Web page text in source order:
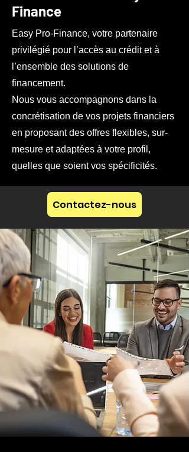
Finance
Easy Pro-Finance, votre partenaire
privilégié pour l’accès au crédit et à
l’ensemble des solutions de
financement.
Nous vous accompagnons dans la
concrétisation de vos projets financiers
en proposant des offres flexibles, sur-
mesure et adaptées à votre profil,
quelles que soient vos spécificités.
Contactez-nous